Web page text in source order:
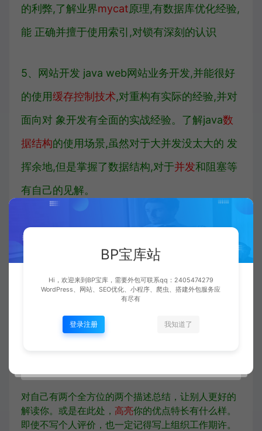
的利弊,了解业界mycat原理,有数据库优化经验,
能 正确并擅于使用索引,对锁有深刻的认识
5、网站开发 java web网站业务开发,并能很好
的使用缓存控制技术,对重构有实际的经验,并对
面向对 象开发有全面的实战经验。了解java数
据结构的使用场景,虽然对于大并发没太大的 发
挥余地,但是掌握了数据结构,对于并发和阻塞等
有自己的见解。
点评：非常明晰的告诉个人简历阅读者自己做
了什么事情，负责了什么样的事情，用了什么
控制技术栈，且逻辑连贯。
四、 组织工作期许&个人评价
对自己有两个全方位的两个描述总结，让别人更好的
解读你。或是在此处， 高亮你的优点特长有什么样。
即使不写个人评价，也一定记得写上组织工作期许。
BP宝库站
Hi，欢迎来到BP宝库，需要外包可联系qq：2405474279
WordPress、网站、SEO优化、小程序、爬虫、搭建外包服务应
有尽有
登录注册 我知道了